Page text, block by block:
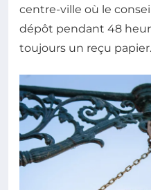
centre-ville où le
dépôt pendant 48
toujours un reçu papier.